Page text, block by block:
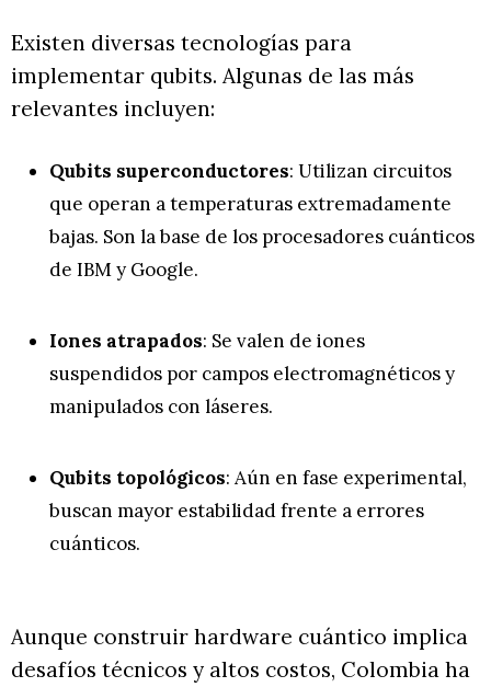
Existen diversas tecnologías para
implementar qubits. Algunas de las más
relevantes incluyen:
Qubits superconductores: Utilizan circuitos
que operan a temperaturas extremadamente
bajas. Son la base de los procesadores cuánticos
de IBM y Google.
Iones atrapados: Se valen de iones
suspendidos por campos electromagnéticos y
manipulados con láseres.
Qubits topológicos: Aún en fase experimental,
buscan mayor estabilidad frente a errores
cuánticos.
Aunque construir hardware cuántico implica
desafíos técnicos y altos costos, Colombia ha